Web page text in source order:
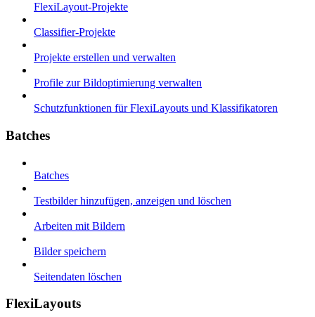
FlexiLayout-Projekte
Classifier-Projekte
Projekte erstellen und verwalten
Profile zur Bildoptimierung verwalten
Schutzfunktionen für FlexiLayouts und Klassifikatoren
Batches
Batches
Testbilder hinzufügen, anzeigen und löschen
Arbeiten mit Bildern
Bilder speichern
Seitendaten löschen
FlexiLayouts